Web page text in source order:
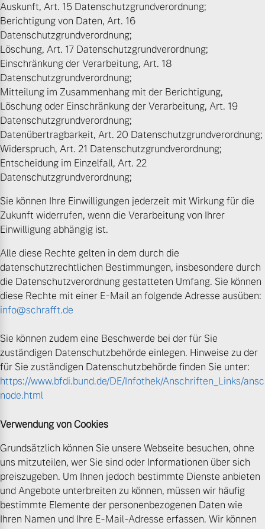
Auskunft, Art. 15 Datenschutzgrundverordnung;
Berichtigung von Daten, Art. 16
Datenschutzgrundverordnung;
Löschung, Art. 17 Datenschutzgrundverordnung;
Einschränkung der Verarbeitung, Art. 18
Datenschutzgrundverordnung;
Mitteilung im Zusammenhang mit der Berichtigung,
Löschung oder Einschränkung der Verarbeitung, Art. 19
Datenschutzgrundverordnung;
Datenübertragbarkeit, Art. 20 Datenschutzgrundverordnung;
Widerspruch, Art. 21 Datenschutzgrundverordnung;
Entscheidung im Einzelfall, Art. 22
Datenschutzgrundverordnung;
Sie können Ihre Einwilligungen jederzeit mit Wirkung für die
Zukunft widerrufen, wenn die Verarbeitung von Ihrer
Einwilligung abhängig ist.
Alle diese Rechte gelten in dem durch die
datenschutzrechtlichen Bestimmungen, insbesondere durch
die Datenschutzverordnung gestatteten Umfang. Sie können
diese Rechte mit einer E-Mail an folgende Adresse ausüben:
info@schrafft.de
Sie können zudem eine Beschwerde bei der für Sie
zuständigen Datenschutzbehörde einlegen. Hinweise zu der
für Sie zuständigen Datenschutzbehörde finden Sie unter:
https://www.bfdi.bund.de/DE/Infothek/Anschriften_Links/
node.html
Verwendung von Cookies
Grundsätzlich können Sie unsere Webseite besuchen, ohne
uns mitzuteilen, wer Sie sind oder Informationen über sich
preiszugeben. Um Ihnen jedoch bestimmte Dienste anbieten
und Angebote unterbreiten zu können, müssen wir häufig
bestimmte Elemente der personenbezogenen Daten wie
Ihren Namen und Ihre E-Mail-Adresse erfassen. Wir können